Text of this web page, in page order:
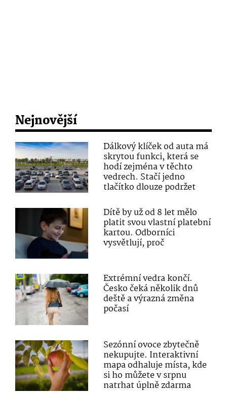
Nejnovější
Dálkový klíček od auta má
skrytou funkci, která se
hodí zejména v těchto
vedrech. Stačí jedno
tlačítko dlouze podržet
Dítě by už od 8 let mělo
platit svou vlastní platební
kartou. Odborníci
vysvětlují, proč
Extrémní vedra končí.
Česko čeká několik dnů
deště a výrazná změna
počasí
Sezónní ovoce zbytečně
nekupujte. Interaktivní
mapa odhaluje místa, kde
si ho můžete v srpnu
natrhat úplně zdarma